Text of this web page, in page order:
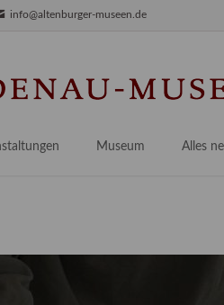
info@altenburger-museen.de
Museum Alles